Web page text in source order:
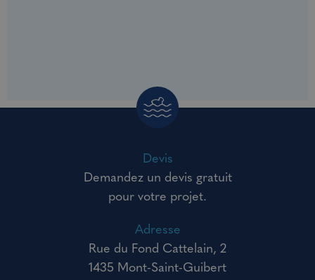
Devis
Demandez un devis gratuit
pour votre projet.
Adresse
Rue du Fond Cattelain, 2
1435 Mont-Saint-Guibert